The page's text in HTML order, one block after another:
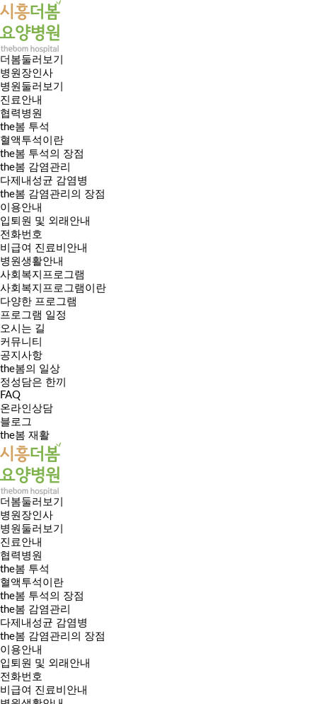
더봄둘러보기
병원장인사
병원둘러보기
진료안내
협력병원
the봄 투석
혈액투석이란
the봄 투석의 장점
the봄 감염관리
다제내성균 감염병
the봄 감염관리의 장점
이용안내
입퇴원 및 외래안내
전화번호
비급여 진료비안내
병원생활안내
사회복지프로그램
사회복지프로그램이란
다양한 프로그램
프로그램 일정
오시는 길
커뮤니티
공지사항
the봄의 일상
정성담은 한끼
FAQ
온라인상담
블로그
the봄 재활
더봄둘러보기
병원장인사
병원둘러보기
진료안내
협력병원
the봄 투석
혈액투석이란
the봄 투석의 장점
the봄 감염관리
다제내성균 감염병
the봄 감염관리의 장점
이용안내
입퇴원 및 외래안내
전화번호
비급여 진료비안내